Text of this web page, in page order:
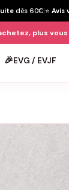
dès 60€|⭐ Avis
plus
🎉EVG / EVJF